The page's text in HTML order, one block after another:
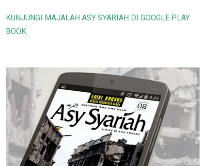
KUNJUNGI MAJALAH ASY SYARIAH DI GOOGLE PLAY
BOOK